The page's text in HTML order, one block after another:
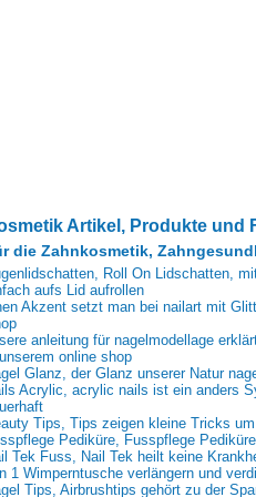
Artikel, Produkte und
die Zahnkosmetik,
Roll On Lidschatten,
aufs Lid aufrollen
Akzent setzt man bei nailart mit
anleitung für nagelmodellage
online shop
Glanz, der Glanz unserer Natur
Acrylic, acrylic nails ist ein anders
Tips, Tips zeigen kleine Tricks
Pediküre, Fusspflege
Tek Fuss, Nail Tek heilt keine
1 Wimperntusche verlängern und
Tips, Airbrushtips gehört zu der